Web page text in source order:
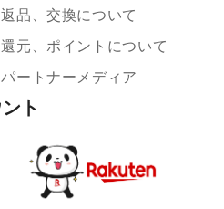
返品、交換について
還元、ポイントについて
パートナーメディア
ト